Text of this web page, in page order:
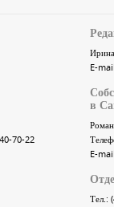
70-22
E-
в
E-
Тел.: